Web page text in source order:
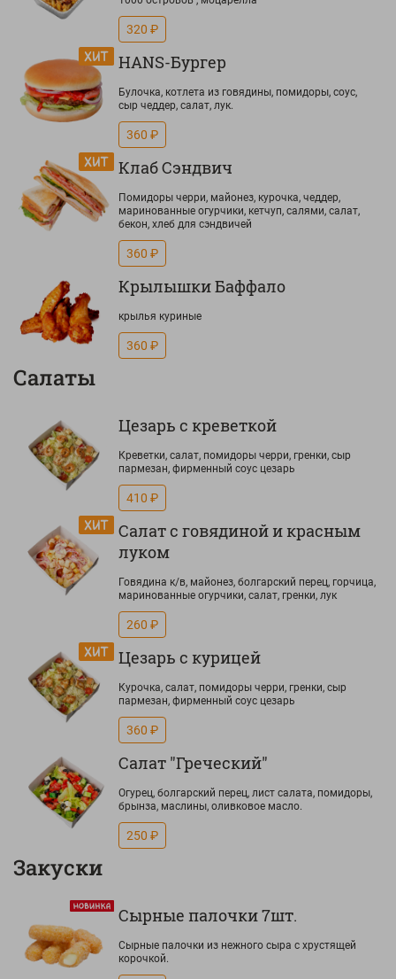
320 ₽
HANS-Бургер
Булочка, котлета из говядины, помидоры, соус,
сыр чеддер, салат, лук.
360 ₽
Клаб Сэндвич
Помидоры черри, майонез, курочка, чеддер,
маринованные огурчики, кетчуп, салями, салат,
бекон, хлеб для сэндвичей
360 ₽
Крылышки Баффало
крылья куриные
360 ₽
Салаты
Цезарь с креветкой
Креветки, салат, помидоры черри, гренки, сыр
пармезан, фирменный соус цезарь
410 ₽
Салат с говядиной и красным
луком
Говядина к/в, майонез, болгарский перец, горчица,
маринованные огурчики, салат, гренки, лук
260 ₽
Цезарь с курицей
Курочка, салат, помидоры черри, гренки, сыр
пармезан, фирменный соус цезарь
360 ₽
Салат "Греческий"
Огурец, болгарский перец, лист салата, помидоры,
брынза, маслины, оливковое масло.
250 ₽
Закуски
Сырные палочки 7шт.
Сырные палочки из нежного сыра с хрустящей
корочкой.